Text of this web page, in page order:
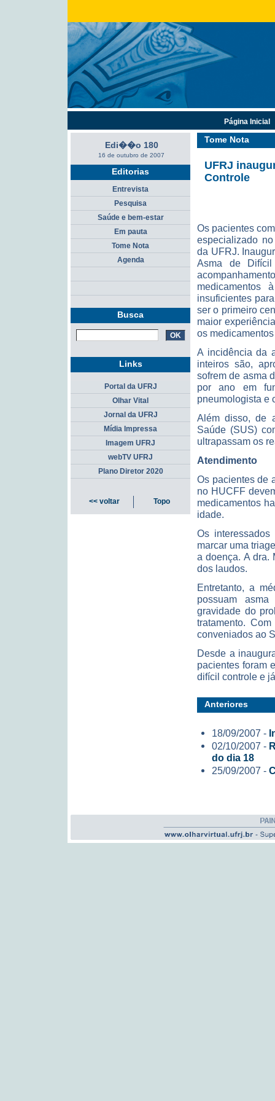
Tome Nota
UFRJ
Controle
Os pacientes
especializado
da UFRJ.
Asma de
medicamentos
insuficientes
ser o primeiro
maior
os
A incidência da
inteiros são,
sofrem de asma
por ano em
pneumologista e
Além disso, de
Saúde (SUS)
ultrapassam os
Atendimento
Os pacientes de
no HUCFF
medicamentos
idade.
Os
marcar uma
a doença. A dra.
dos laudos.
Entretanto, a
possuam
gravidade do
tratamento.
conveniados ao
Desde a
pacientes foram
difícil controle e
Anteriores
18/09/2007 -
02/10/2007 -
do dia 18
25/09/2007 -
Edi��o 180
16 de outubro de 2007
Editorias
Entrevista
Pesquisa
Saúde e bem-estar
Em pauta
Tome Nota
Agenda
Busca
Página Inicial
Links
Portal da UFRJ
Olhar Vital
Jornal da UFRJ
Mídia Impressa
Imagem UFRJ
webTV UFRJ
Plano Diretor 2020
<< voltar Topo